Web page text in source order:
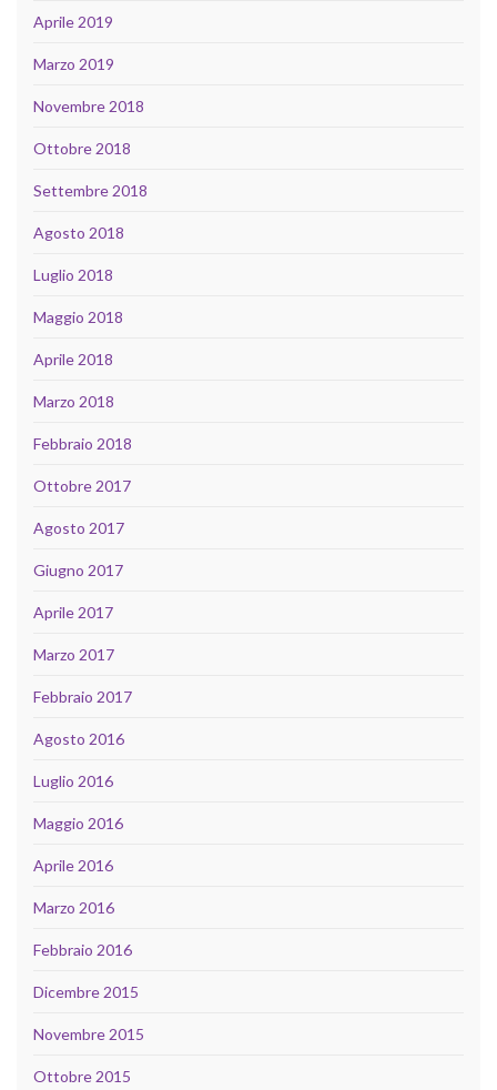
Aprile 2019
Marzo 2019
Novembre 2018
Ottobre 2018
Settembre 2018
Agosto 2018
Luglio 2018
Maggio 2018
Aprile 2018
Marzo 2018
Febbraio 2018
Ottobre 2017
Agosto 2017
Giugno 2017
Aprile 2017
Marzo 2017
Febbraio 2017
Agosto 2016
Luglio 2016
Maggio 2016
Aprile 2016
Marzo 2016
Febbraio 2016
Dicembre 2015
Novembre 2015
Ottobre 2015